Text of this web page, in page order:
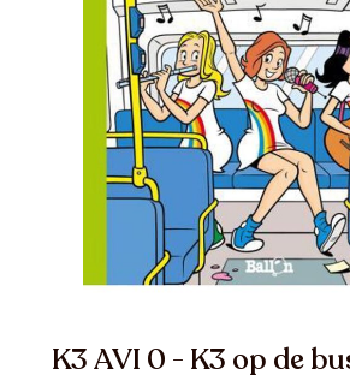
K3 AVI 0 - K3 op de
overeenstemming met ons